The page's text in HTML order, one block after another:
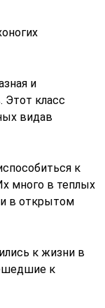
и
Этот класс
видав
к
много в теплых
и в открытом
к жизни в
к